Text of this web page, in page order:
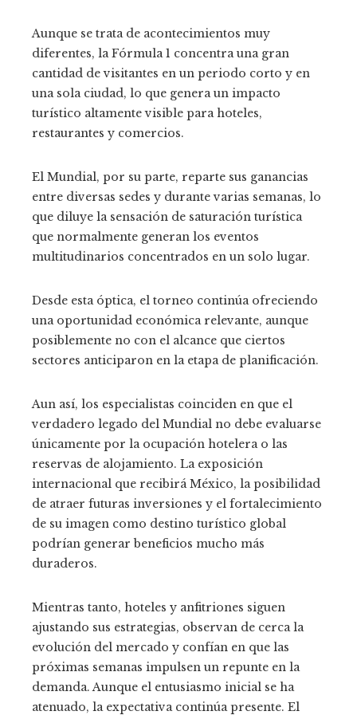
Aunque se trata de acontecimientos muy
diferentes, la Fórmula 1 concentra una gran
cantidad de visitantes en un periodo corto y en
una sola ciudad, lo que genera un impacto
turístico altamente visible para hoteles,
restaurantes y comercios.
El Mundial, por su parte, reparte sus ganancias
entre diversas sedes y durante varias semanas, lo
que diluye la sensación de saturación turística
que normalmente generan los eventos
multitudinarios concentrados en un solo lugar.
Desde esta óptica, el torneo continúa ofreciendo
una oportunidad económica relevante, aunque
posiblemente no con el alcance que ciertos
sectores anticiparon en la etapa de planificación.
Aun así, los especialistas coinciden en que el
verdadero legado del Mundial no debe evaluarse
únicamente por la ocupación hotelera o las
reservas de alojamiento. La exposición
internacional que recibirá México, la posibilidad
de atraer futuras inversiones y el fortalecimiento
de su imagen como destino turístico global
podrían generar beneficios mucho más
duraderos.
Mientras tanto, hoteles y anfitriones siguen
ajustando sus estrategias, observan de cerca la
evolución del mercado y confían en que las
próximas semanas impulsen un repunte en la
demanda. Aunque el entusiasmo inicial se ha
atenuado, la expectativa continúa presente. El